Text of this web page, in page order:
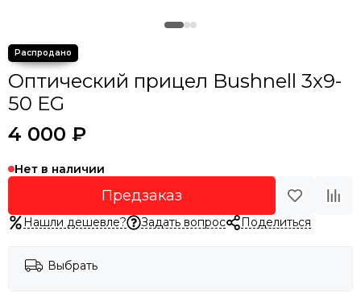
Оптический прицел Bushnell 3x9-
50 EG
4 000 ₽
Нет в наличии
Предзаказ
Нашли дешевле? Задать вопрос Поделиться
Выбрать